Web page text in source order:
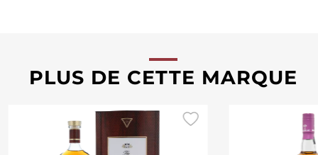
PLUS DE CETTE MARQUE